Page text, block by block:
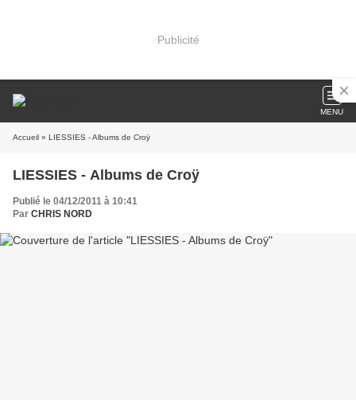
Publicité
MENU
Accueil » LIESSIES - Albums de Croÿ
LIESSIES - Albums de Croÿ
Publié le 04/12/2011 à 10:41
Par CHRIS NORD